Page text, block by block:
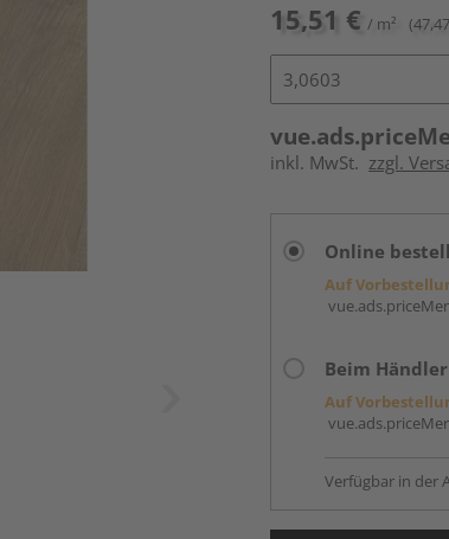
15,51 € / m²
inkl. MwSt. zzgl.
Online
Auf
Beim
Auf
Verfügbar in der